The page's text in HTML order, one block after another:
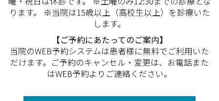
ります。 ※当院は15歳以上（高校生以上）を診療いた
します。
【ご予約にあたってのご案内】
当院のWEB予約システムは患者様に無料でご利用いた
だけます。ご予約のキャンセル・変更は、お電話また
はWEB予約よりご連絡ください。